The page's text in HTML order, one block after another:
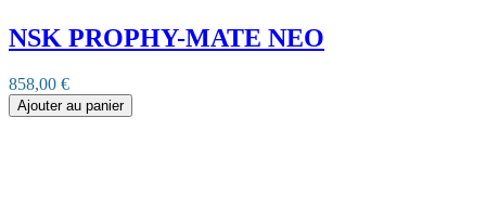
NSK PROPHY-MATE NEO
858,00 €
Ajouter au panier